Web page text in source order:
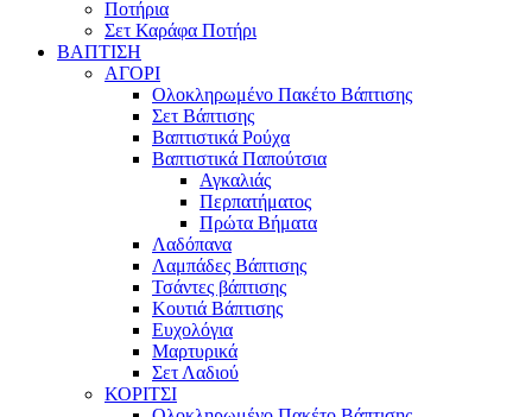
Ποτήρια
Σετ Καράφα Ποτήρι
ΒΑΠΤΙΣΗ
ΑΓΟΡΙ
Ολοκληρωμένο Πακέτο Βάπτισης
Σετ Βάπτισης
Βαπτιστικά Ρούχα
Βαπτιστικά Παπούτσια
Αγκαλιάς
Περπατήματος
Πρώτα Βήματα
Λαδόπανα
Λαμπάδες Βάπτισης
Τσάντες βάπτισης
Κουτιά Βάπτισης
Ευχολόγια
Μαρτυρικά
Σετ Λαδιού
ΚΟΡΙΤΣΙ